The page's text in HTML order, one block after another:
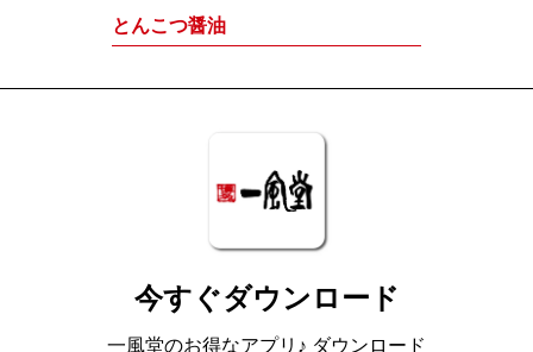
とんこつ醤油
今すぐダウンロード